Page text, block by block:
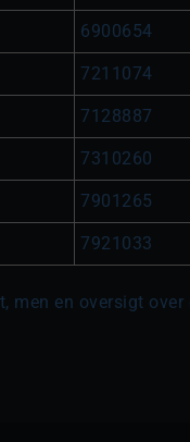
6900654
7211074
7128887
7310260
7901265
7921033
men en oversigt